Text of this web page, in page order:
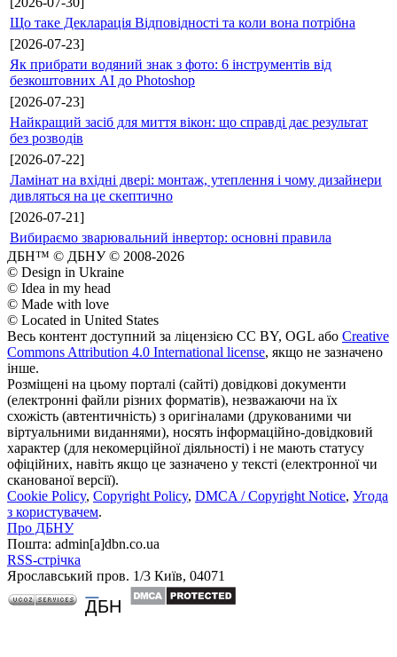
Що таке Декларація Відповідності та коли вона потрібна
[2026-07-23]
Як прибрати водяний знак з фото: 6 інструментів від
безкоштовних AI до Photoshop
[2026-07-23]
Найкращий засіб для миття вікон: що справді дає результат
без розводів
[2026-07-22]
Ламінат на вхідні двері: монтаж, утеплення і чому дизайнери
дивляться на це скептично
[2026-07-21]
Вибираємо зварювальний інвертор: основні правила
ДБН™ © ДБНУ © 2008-2026
© Design in Ukraine
© Idea in my head
© Made with love
© Located in United States
Весь контент доступний за ліцензією CC BY, OGL або Creative
Commons Attribution 4.0 International license, якщо не зазначено
інше.
Розміщені на цьому порталі (сайті) довідкові документи
(електронні файли різних форматів), незважаючи на їх
схожість (автентичність) з оригіналами (друкованими чи
віртуальними виданнями), носять інформаційно-довідковий
характер (для некомерційної діяльності) і не мають статусу
офіційних, навіть якщо це зазначено у тексті (електронної чи
сканованої версії).
Cookie Policy, Copyright Policy, DMCA / Copyright Notice, Угода
з користувачем.
Про ДБНУ
Пошта: admin[а]dbn.co.ua
RSS-стрічка
Ярославський пров. 1/3 Київ, 04071